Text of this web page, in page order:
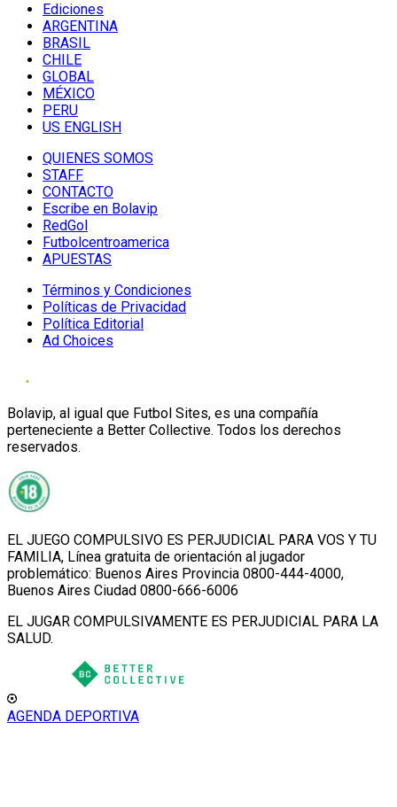
Ediciones
ARGENTINA
BRASIL
CHILE
GLOBAL
MÉXICO
PERU
US ENGLISH
QUIENES SOMOS
STAFF
CONTACTO
Escribe en Bolavip
RedGol
Futbolcentroamerica
APUESTAS
Términos y Condiciones
Políticas de Privacidad
Política Editorial
Ad Choices
Bolavip, al igual que Futbol Sites, es una compañía
perteneciente a Better Collective. Todos los derechos
reservados.
EL JUEGO COMPULSIVO ES PERJUDICIAL PARA VOS Y TU
FAMILIA, Línea gratuita de orientación al jugador
problemático: Buenos Aires Provincia 0800-444-4000,
Buenos Aires Ciudad 0800-666-6006
EL JUGAR COMPULSIVAMENTE ES PERJUDICIAL PARA LA
SALUD.
AGENDA DEPORTIVA